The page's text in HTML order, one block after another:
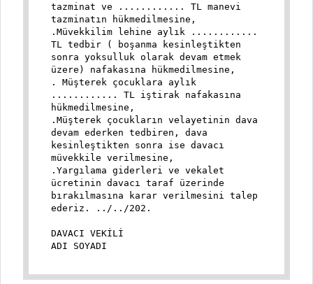
tazminat ve ............ TL manevi
tazminatın hükmedilmesine,
.Müvekkilim lehine aylık ............
TL tedbir ( boşanma kesinleştikten
sonra yoksulluk olarak devam etmek
üzere) nafakasına hükmedilmesine,
. Müşterek çocuklara aylık
............ TL iştirak nafakasına
hükmedilmesine,
.Müşterek çocukların velayetinin dava
devam ederken tedbiren, dava
kesinleştikten sonra ise davacı
müvekkile verilmesine,
.Yargılama giderleri ve vekalet
ücretinin davacı taraf üzerinde
bırakılmasına karar verilmesini talep
ederiz. ../../202.
DAVACI VEKİLİ
ADI SOYADI